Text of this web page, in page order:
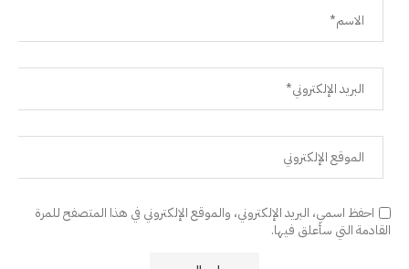
احفظ اسمي، البريد الإلكتروني، والموقع الإلكتروني في هذا المتصفح للمرة
القادمة التي سأعلق فيها.